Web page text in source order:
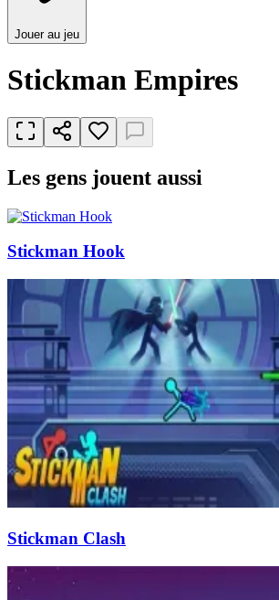
Jouer au jeu
Stickman Empires
Les gens jouent aussi
Stickman Hook
Stickman Clash